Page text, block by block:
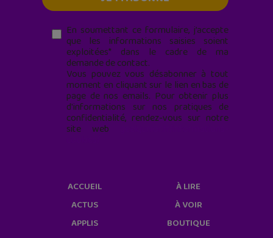
En soumettant ce formulaire, j’accepte
que les informations saisies soient
exploitées* dans le cadre de ma
demande de contact.
Vous pouvez vous désabonner à tout
moment en cliquant sur le lien en bas de
page de nos emails. Pour obtenir plus
d'informations sur nos pratiques de
confidentialité, rendez-vous sur notre
site web
ACCUEIL
ACTUS
APPLIS
À LIRE
À VOIR
BOUTIQUE